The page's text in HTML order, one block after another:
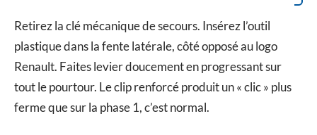
Retirez la clé mécanique de secours. Insérez l’outil
plastique dans la fente latérale, côté opposé au logo
Renault. Faites levier doucement en progressant sur
tout le pourtour. Le clip renforcé produit un « clic » plus
ferme que sur la phase 1, c’est normal.